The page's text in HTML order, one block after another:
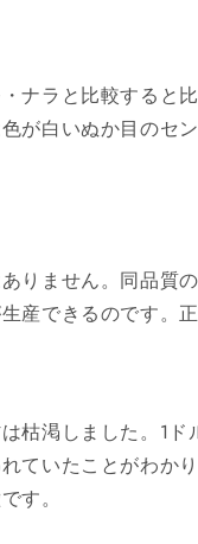
ナラと比較すると
が白いぬか目のセ
りません。同品
産できるのです。
枯渇しました。1
ていたことがわか
す。